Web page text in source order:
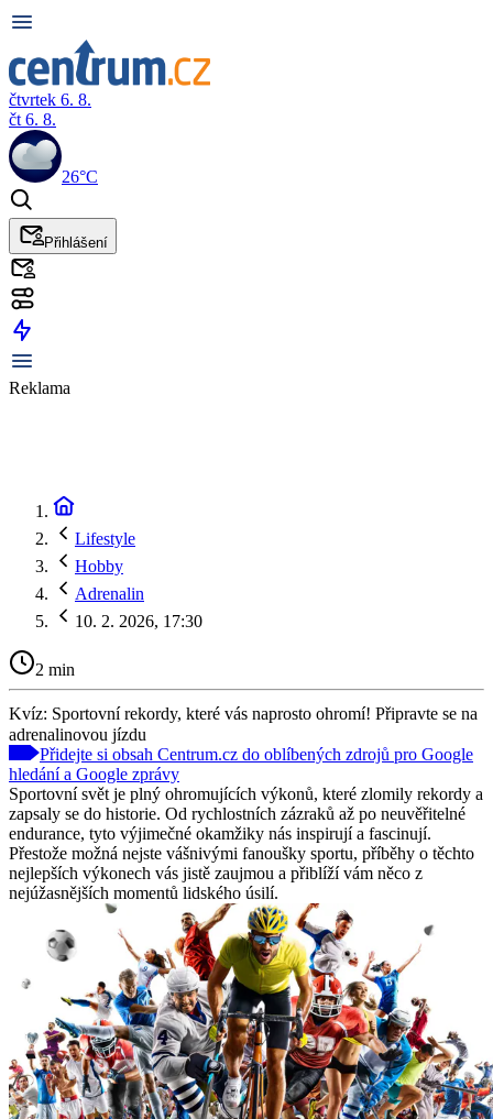
čtvrtek 6. 8.
čt 6. 8.
26°C
Přihlášení
Reklama
Lifestyle
Hobby
Adrenalin
10. 2. 2026, 17:30
2 min
Kvíz: Sportovní rekordy, které vás naprosto ohromí! Připravte se na
adrenalinovou jízdu
Přidejte si obsah Centrum.cz do oblíbených zdrojů pro Google
hledání a Google zprávy
Sportovní svět je plný ohromujících výkonů, které zlomily rekordy a
zapsaly se do historie. Od rychlostních zázraků až po neuvěřitelné
endurance, tyto výjimečné okamžiky nás inspirují a fascinují.
Přestože možná nejste vášnivými fanoušky sportu, příběhy o těchto
nejlepších výkonech vás jistě zaujmou a přiblíží vám něco z
nejúžasnějších momentů lidského úsilí.